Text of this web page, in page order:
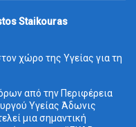
Staikouras
χώρο της Υγείας για τη
από την Περιφέρεια
Υγείας Άδωνις
μια σημαντική